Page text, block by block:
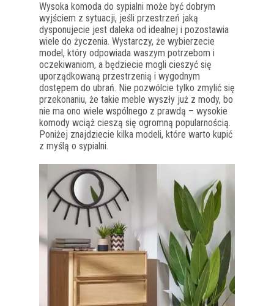
Wysoka komoda do sypialni może być dobrym
wyjściem z sytuacji, jeśli przestrzeń jaką
dysponujecie jest daleka od idealnej i pozostawia
wiele do życzenia. Wystarczy, że wybierzecie
model, który odpowiada waszym potrzebom i
oczekiwaniom, a będziecie mogli cieszyć się
uporządkowaną przestrzenią i wygodnym
dostępem do ubrań. Nie pozwólcie tylko zmylić się
przekonaniu, że takie meble wyszły już z mody, bo
nie ma ono wiele wspólnego z prawdą – wysokie
komody wciąż cieszą się ogromną popularnością.
Poniżej znajdziecie kilka modeli, które warto kupić
z myślą o sypialni.